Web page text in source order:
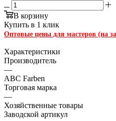
В корзину
Купить в 1 клик
Оптовые цены для мастеров (на
Характеристики
Производитель
—
ABC Farben
Торговая марка
—
Хозяйственные товары
Заводской артикул